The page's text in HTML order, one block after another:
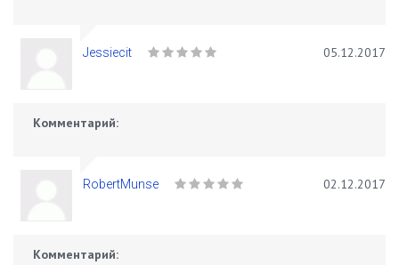
Jessiecit 05.12.2017
Комментарий:
RobertMunse 02.12.2017
Комментарий: